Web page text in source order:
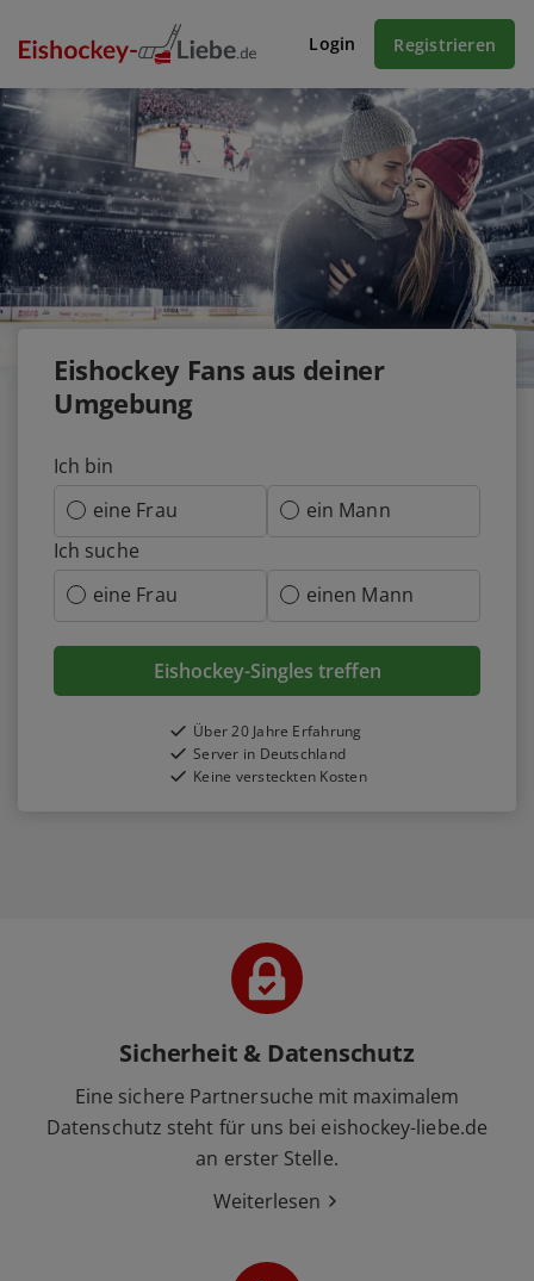
Login Registrieren
Eishockey Fans aus deiner
Umgebung
Ich bin
eine Frau
ein Mann
Ich suche
eine Frau
einen Mann
Eishockey-Singles treffen
Über 20 Jahre Erfahrung
Server in Deutschland
Keine versteckten Kosten
Sicherheit & Datenschutz
Eine sichere Partnersuche mit maximalem
Datenschutz steht für uns bei eishockey-liebe.de
an erster Stelle.
Weiterlesen